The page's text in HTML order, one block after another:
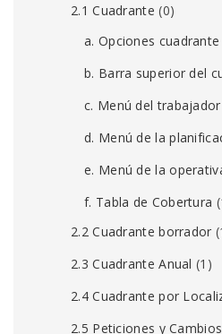
2.1 Cuadrante (0)
a. Opciones cuadrante
b. Barra superior del
c. Menú del trabajador
d. Menú de la
e. Menú de la
f. Tabla de Cobertura
2.2 Cuadrante borrador
2.3 Cuadrante Anual (1)
2.4 Cuadrante por
2.5 Peticiones y Cambios